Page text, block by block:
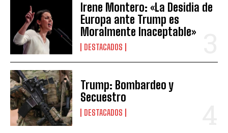
Irene Montero: «La Desidia de
Europa ante Trump es
Moralmente Inaceptable»
DESTACADOS
Trump: Bombardeo y
Secuestro
DESTACADOS